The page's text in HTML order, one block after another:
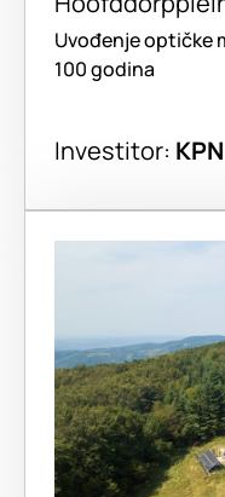
Uvođenje optičke
100 godina
Investitor: KPN